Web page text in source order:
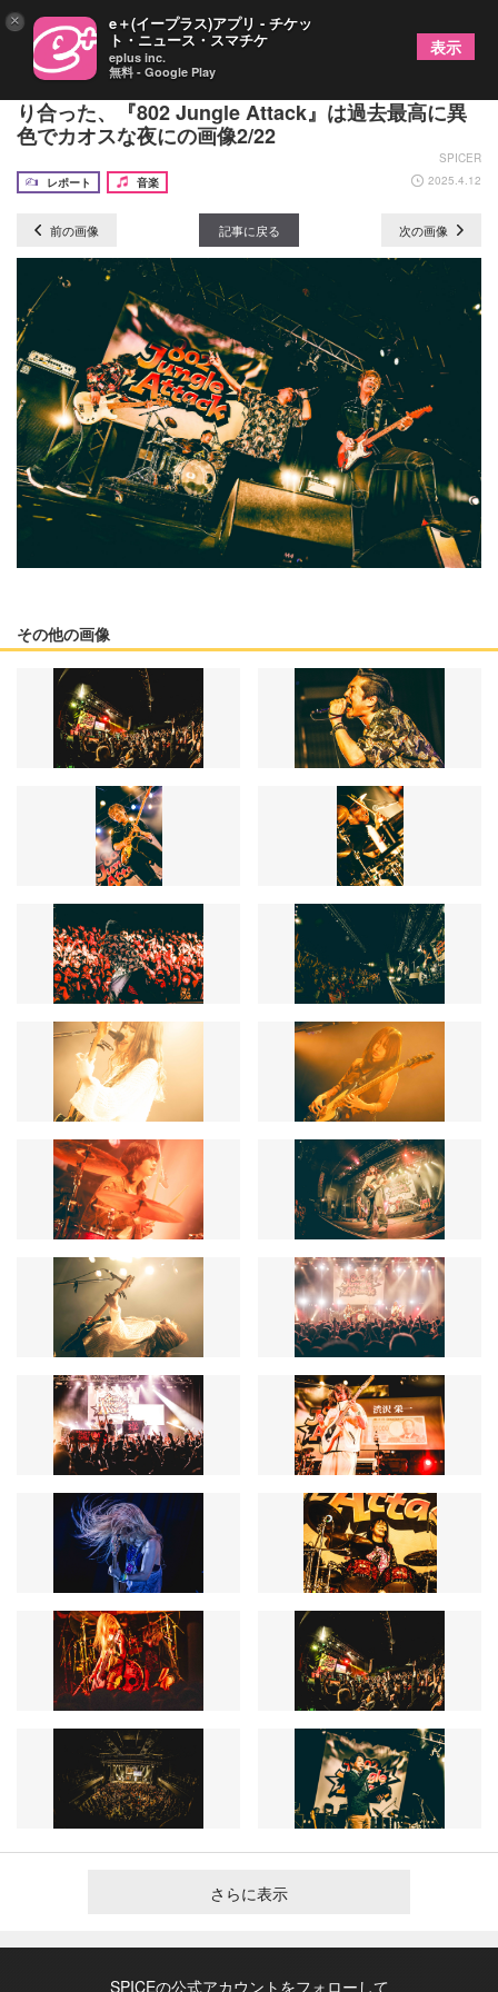
打首獄門同好会、怒髪天、カネヨリマサルがぶつか
り合った、『802 Jungle Attack』は過去最高に異
色でカオスな夜にの画像2/22
SPICER
レポート
音楽 2025.4.12
前の画像 記事に戻る 次の画像
その他の画像
さらに表示
SPICEの公式アカウントをフォローして
× e＋(イープラス)アプリ - チケッ
ト・ニュース・スマチケ
eplus inc.
無料 - Google Play
表示